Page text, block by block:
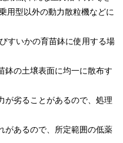
用型以外の動力散粒機などに
すいかの育苗鉢に使用する場
鉢の土壌表面に均一に散布す
が劣ることがあるので、処理
があるので、所定範囲の低薬